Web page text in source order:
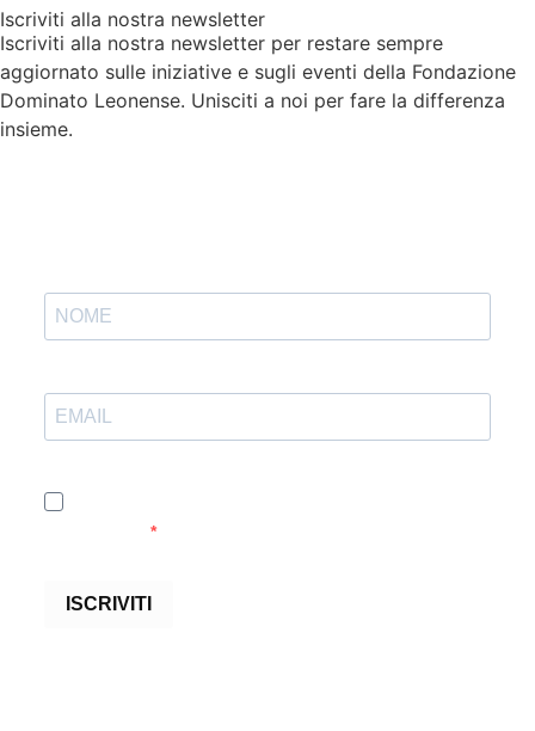
Iscriviti alla nostra newsletter
Iscriviti alla nostra newsletter per restare sempre
aggiornato sulle iniziative e sugli eventi della Fondazione
Dominato Leonense. Unisciti a noi per fare la differenza
insieme.
ISCRIVITI